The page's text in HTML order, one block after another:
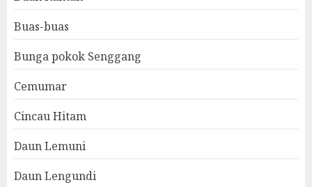
Buas-buas
Bunga pokok Senggang
Cemumar
Cincau Hitam
Daun Lemuni
Daun Lengundi